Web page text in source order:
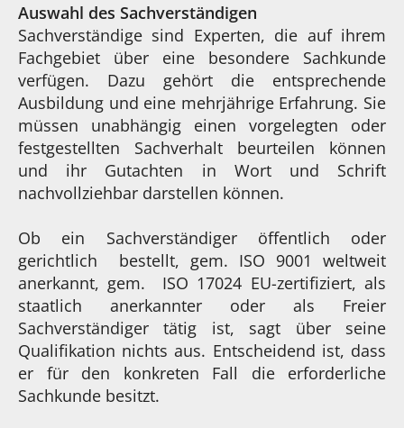
Auswahl des Sachverständigen
Sachverständige sind Experten, die auf ihrem
Fachgebiet über eine besondere Sachkunde
verfügen. Dazu gehört die entsprechende
Ausbildung und eine mehrjährige Erfahrung. Sie
müssen unabhängig einen vorgelegten oder
festgestellten Sachverhalt beurteilen können
und ihr Gutachten in Wort und Schrift
nachvollziehbar darstellen können.
Ob ein Sachverständiger öffentlich oder
gerichtlich bestellt, gem. ISO 9001 weltweit
anerkannt, gem. ISO 17024 EU-zertifiziert, als
staatlich anerkannter oder als Freier
Sachverständiger tätig ist, sagt über seine
Qualifikation nichts aus. Entscheidend ist, dass
er für den konkreten Fall die erforderliche
Sachkunde besitzt.